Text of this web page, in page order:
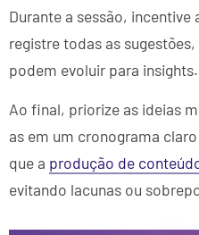
Durante a sessão,
registre todas as
podem evoluir para insights.
Ao final, priorize as ideias
as em um cronograma
que a produção de
evitando lacunas ou